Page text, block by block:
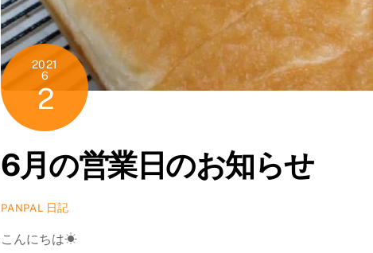
2021
6
2
6月の営業日のお知らせ
PANPAL 日記
こんにちは☀